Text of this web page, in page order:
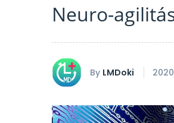
Neuro-
By LMDoki